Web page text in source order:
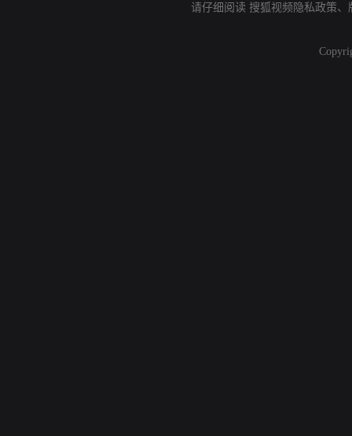
请仔细阅读 搜狐视频隐私政策、